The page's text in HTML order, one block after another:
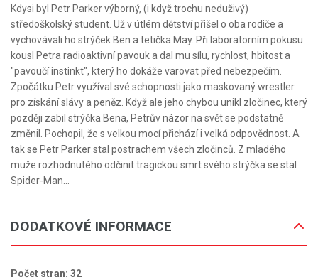
Kdysi byl Petr Parker výborný, (i když trochu neduživý)
středoškolský student. Už v útlém dětství přišel o oba rodiče a
vychovávali ho strýček Ben a tetička May. Při laboratorním pokusu
kousl Petra radioaktivní pavouk a dal mu sílu, rychlost, hbitost a
"pavoučí instinkt", který ho dokáže varovat před nebezpečím.
Zpočátku Petr využíval své schopnosti jako maskovaný wrestler
pro získání slávy a peněz. Když ale jeho chybou unikl zločinec, který
později zabil strýčka Bena, Petrův názor na svět se podstatně
změnil. Pochopil, že s velkou mocí přichází i velká odpovědnost. A
tak se Petr Parker stal postrachem všech zločinců. Z mladého
muže rozhodnutého odčinit tragickou smrt svého strýčka se stal
Spider-Man...
DODATKOVÉ INFORMACE
Počet stran: 32